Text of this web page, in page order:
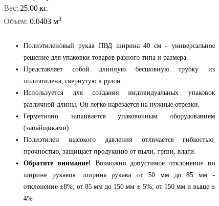
Вес: 25.00 кг.
Объем: 0.0403 м3
Полиэтиленовый рукав ПВД ширина 40 см - универсальное
решение для упаковки товаров разного типа и размера.
Представляет собой длинную бесшовную трубку из
полиэтилена, свернутую в рулон.
Используется для создания индивидуальных упаковок
различной длины. Он легко нарезается на нужные отрезки.
Герметично запаивается упаковочным оборудованием
(запайщиками).
Полиэтилен высокого давления отличается гибкостью,
прочностью, защищает продукцию от пыли, грязи, влаги.
Обратите внимание! Возможно допустимое отклонение по
ширине рукавов: ширина рукава от 50 мм до 85 мм -
отклонение ±8%; от 85 мм до 150 мм ± 5%; от 150 мм и выше ±
4%